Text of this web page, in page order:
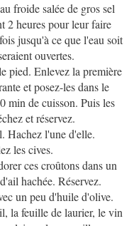
froide salée de gros sel
2 heures pour leur faire
jusqu'à ce que l'eau soit
ouvertes.
pied. Enlevez la première
et posez-les dans le
min de cuisson. Puis les
et réservez.
Hachez l'une d'elle.
les cives.
ces croûtons dans un
hachée. Réservez.
un peu d'huile d'olive.
la feuille de laurier, le vin